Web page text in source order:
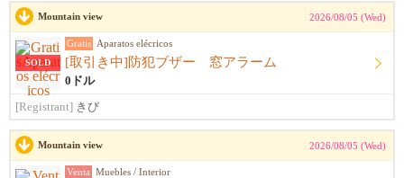
Mountain view 2026/08/05 (Wed)
SOLD
Gratis Aparatos elécricos
[取引き中]防犯ブザー 窓アラーム
0ドル
[Registrant] きび
Mountain view 2026/08/05 (Wed)
Venta Muebles / Interior